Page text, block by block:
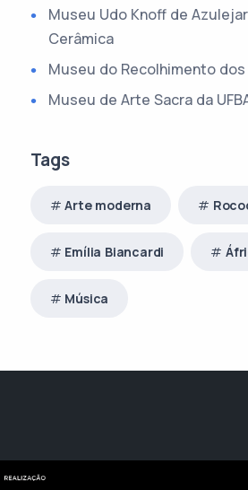
Museu Udo Knoff de
Cerâmica
Museu do Recolhimento
Museu de Arte Sacra da
Tags
Arte moderna
Emília Biancardi
Música